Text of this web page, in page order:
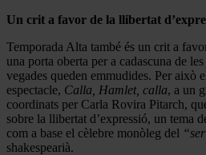
Un crit a favor de la llibertat
Temporada Alta també és un crit a
una porta oberta per a cadascuna de
vegades queden emmudides. Per això
espectacle, Calla, Hamlet, calla, a un
coordinats per Carla Rovira Pitarch,
sobre la llibertat d’expressió, un tema
com a base el cèlebre monòleg del
shakespearià.